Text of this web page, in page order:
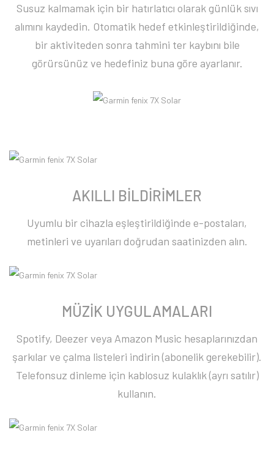
Susuz kalmamak için bir hatırlatıcı olarak günlük sıvı
alımını kaydedin. Otomatik hedef etkinleştirildiğinde,
bir aktiviteden sonra tahmini ter kaybını bile
görürsünüz ve hedefiniz buna göre ayarlanır.
AKILLI BİLDİRİMLER
Uyumlu bir cihazla eşleştirildiğinde e-postaları,
metinleri ve uyarıları doğrudan saatinizden alın.
MÜZİK UYGULAMALARI
Spotify, Deezer veya Amazon Music hesaplarınızdan
şarkılar ve çalma listeleri indirin (abonelik gerekebilir).
Telefonsuz dinleme için kablosuz kulaklık (ayrı satılır)
kullanın.